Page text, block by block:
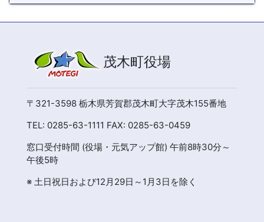
茂木町役場
〒321-3598 栃木県芳賀郡茂木町大字茂木155番地
TEL: 0285-63-1111 FAX: 0285-63-0459
窓口受付時間 (役場・元気アップ館) 午前8時30分～
午後5時
※ 土日祝日および12月29日～1月3日を除く